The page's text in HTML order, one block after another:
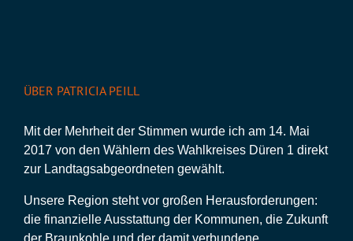
ÜBER PATRICIA PEILL
Mit der Mehrheit der Stimmen wurde ich am 14. Mai
2017 von den Wählern des Wahlkreises Düren 1 direkt
zur Landtagsabgeordneten gewählt.
Unsere Region steht vor großen Herausforderungen:
die finanzielle Ausstattung der Kommunen, die Zukunft